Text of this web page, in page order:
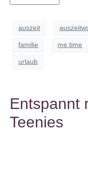
auszeit
familie me time
urlaub
Entspannt
Teenies